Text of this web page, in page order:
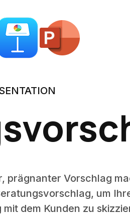
prägnanter Vorschlag
um
dem Kunden zu